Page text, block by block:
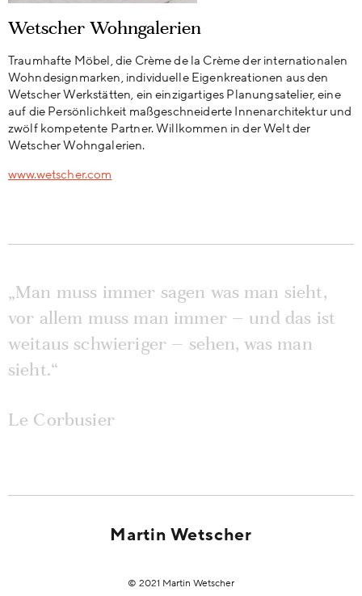
Wetscher Wohngalerien
Traumhafte Möbel, die Crème de la Crème der internationalen
Wohndesignmarken, individuelle Eigenkreationen aus den
Wetscher Werkstätten, ein einzigartiges Planungsatelier, eine
auf die Persönlichkeit maßgeschneiderte Innenarchitektur und
zwölf kompetente Partner. Willkommen in der Welt der
Wetscher Wohngalerien.
www.wetscher.com
„Man muss immer sagen was man sieht,
vor allem muss man immer – und das ist
weitaus schwieriger – sehen, was man
sieht.“
Le Corbusier
Martin Wetscher
© 2021 Martin Wetscher